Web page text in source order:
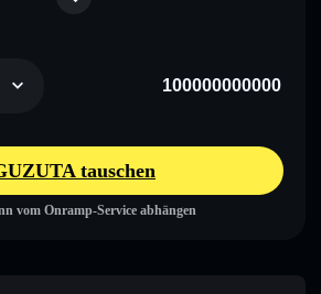
tauschen
vom Onramp-Service abhängen